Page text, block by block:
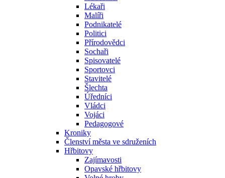
Lékaři
Malíři
Podnikatelé
Politici
Přírodovědci
Sochaři
Spisovatelé
Sportovci
Stavitelé
Šlechta
Úředníci
Vládci
Vojáci
Pedagogové
Kroniky
Členství města ve sdruženích
Hřbitovy
Zajímavosti
Opavské hřbitovy